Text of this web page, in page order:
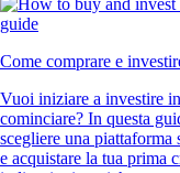
Come comprare e
Vuoi iniziare a investire
cominciare? In questa
scegliere una
e acquistare la tua prima